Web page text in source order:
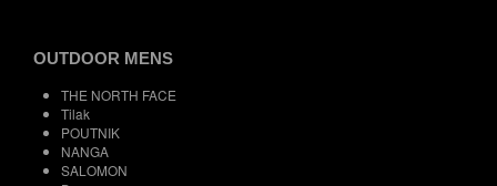
OUTDOOR MENS
THE NORTH FACE
Tilak
POUTNIK
NANGA
SALOMON